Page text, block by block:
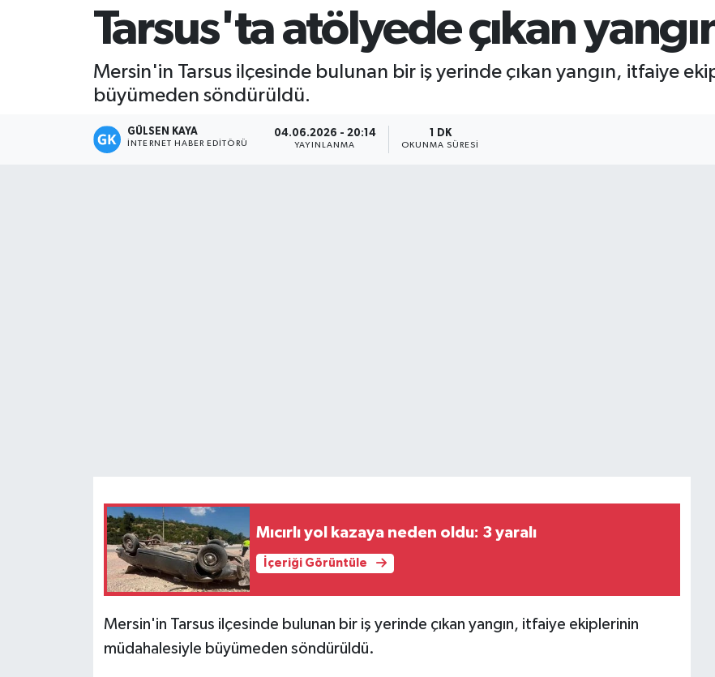
Tarsus'ta atölyede çıkan
Mersin'in Tarsus ilçesinde bulunan bir iş yerinde çıkan yangın, itfaiye
büyümeden söndürüldü.
GÜLSEN KAYA
İNTERNET HABER EDITÖRÜ
04.06.2026 - 20:14
YAYINLANMA
1 DK
OKUNMA SÜRESI
Mıcırlı yol kazaya neden oldu: 3 yaralı
İçeriği Görüntüle
Mersin'in Tarsus ilçesinde bulunan bir iş yerinde çıkan yangın, itfaiye ekiplerinin
müdahalesiyle büyümeden söndürüldü.
Özel Haber